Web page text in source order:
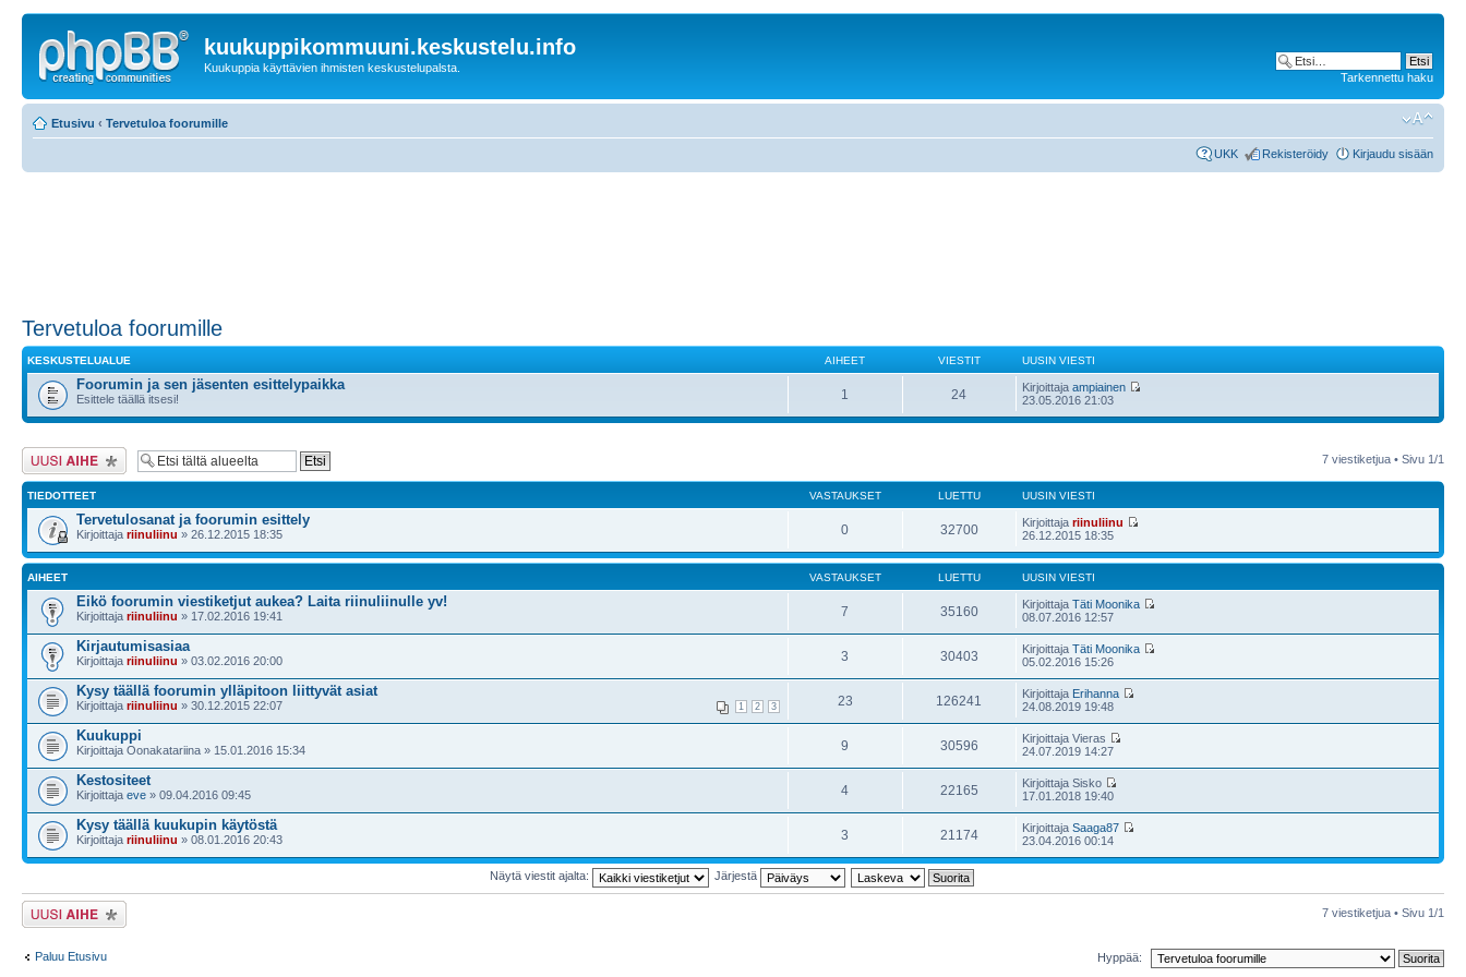
kuukuppikommuuni.keskustelu.info
Kuukuppia käyttävien ihmisten keskustelupalsta.
Tarkennettu haku
Etusivu ‹ Tervetuloa foorumille
UKK Rekisteröidy Kirjaudu sisään
Tervetuloa foorumille
KESKUSTELUALUE AIHEET VIESTIT UUSIN VIESTI
Foorumin ja sen jäsenten esittelypaikka
Esittele täällä itsesi! 1 24 Kirjoittajaampiainen
23.05.2016 21:03
Lähetä uusi viesti 7 viestiketjua • Sivu 1/1
TIEDOTTEET VASTAUKSET LUETTU UUSIN VIESTI
Tervetulosanat ja foorumin esittely
Kirjoittaja riinuliinu » 26.12.2015 18:35 0 32700 Kirjoittajariinuliinu
26.12.2015 18:35
AIHEET VASTAUKSET LUETTU UUSIN VIESTI
Eikö foorumin viestiketjut aukea? Laita riinuliinulle yv!
Kirjoittaja riinuliinu » 17.02.2016 19:41 7 35160 KirjoittajaTäti Moonika
08.07.2016 12:57
Kirjautumisasiaa
Kirjoittaja riinuliinu » 03.02.2016 20:00 3 30403 KirjoittajaTäti Moonika
05.02.2016 15:26
Kysy täällä foorumin ylläpitoon liittyvät asiat
1 2 3
Kirjoittaja riinuliinu » 30.12.2015 22:07 23 126241 Kirjoittaja Erihanna
24.08.2019 19:48
Kuukuppi
Kirjoittaja Oonakatariina » 15.01.2016 15:34 9 30596
Kirjoittaja Vieras
24.07.2019 14:27
Kestositeet
Kirjoittaja eve » 09.04.2016 09:45 4 22165
Kirjoittaja Sisko
17.01.2018 19:40
Kysy täällä kuukupin käytöstä
Kirjoittaja riinuliinu » 08.01.2016 20:43 3 21174 KirjoittajaSaaga87
23.04.2016 00:14
Näytä viestit ajalta: Järjestä
Lähetä uusi viesti 7 viestiketjua • Sivu 1/1
Paluu Etusivu Hyppää: